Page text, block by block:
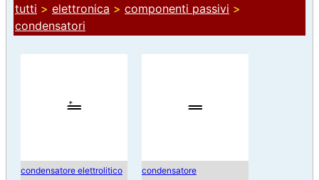
tutti > elettronica > componenti passivi >
condensatori
condensatore elettrolitico condensatore